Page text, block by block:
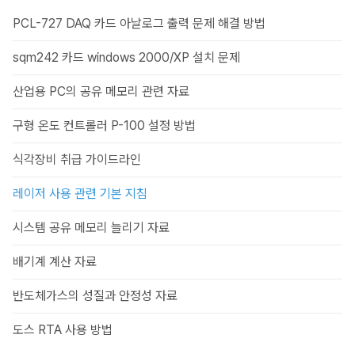
PCL-727 DAQ 카드 아날로그 출력 문제 해결 방법
sqm242 카드 windows 2000/XP 설치 문제
산업용 PC의 공유 메모리 관련 자료
구형 온도 컨트롤러 P-100 설정 방법
식각장비 취급 가이드라인
레이저 사용 관련 기본 지침
시스템 공유 메모리 늘리기 자료
배기계 계산 자료
반도체가스의 성질과 안정성 자료
도스 RTA 사용 방법